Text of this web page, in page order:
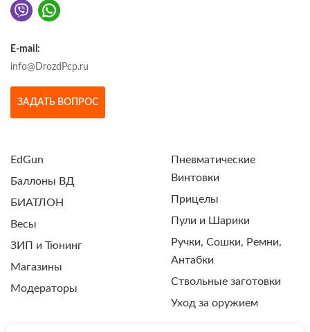
E-mail:
info@DrozdPcp.ru
ЗАДАТЬ ВОПРОС
EdGun
Баллоны ВД
БИАТЛОН
Весы
ЗИП и Тюнинг
Магазины
Модераторы
Пневматические
Винтовки
Прицелы
Пули и Шарики
Ручки, Сошки, Ремни,
Антабки
Ствольные заготовки
Уход за оружием